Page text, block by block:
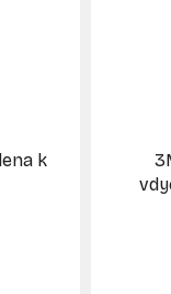
k